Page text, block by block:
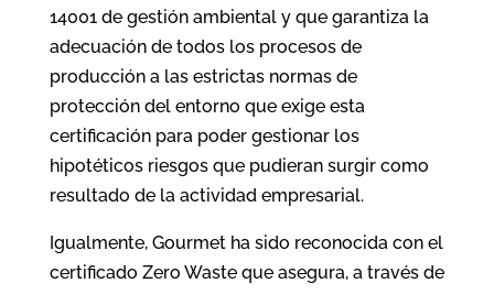
14001 de gestión ambiental y que garantiza la
adecuación de todos los procesos de
producción a las estrictas normas de
protección del entorno que exige esta
certificación para poder gestionar los
hipotéticos riesgos que pudieran surgir como
resultado de la actividad empresarial.
Igualmente, Gourmet ha sido reconocida con el
certificado Zero Waste que asegura, a través de